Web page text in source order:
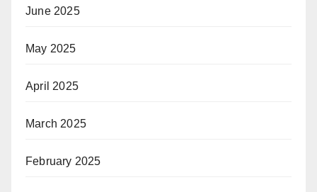
June 2025
May 2025
April 2025
March 2025
February 2025